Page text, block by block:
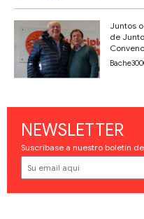
Juntos
de
NEWSLETTER
Suscríbase a nuestro boletín